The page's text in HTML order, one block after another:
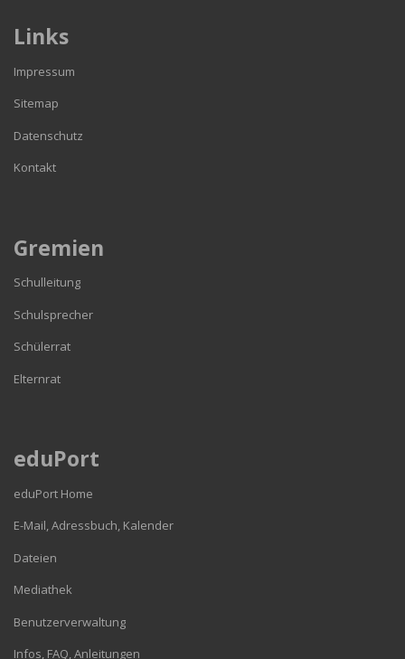
Links
Impressum
Sitemap
Datenschutz
Kontakt
Gremien
Schulleitung
Schulsprecher
Schülerrat
Elternrat
eduPort
eduPort Home
E-Mail, Adressbuch, Kalender
Dateien
Mediathek
Benutzerverwaltung
Infos, FAQ, Anleitungen